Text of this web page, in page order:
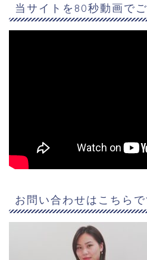
当サイトを80秒動画で
お問い合わせはこちらで